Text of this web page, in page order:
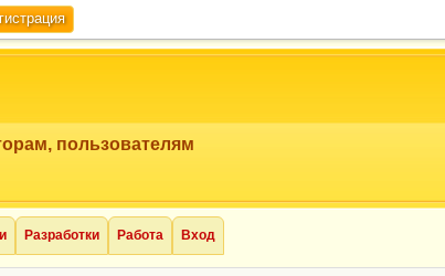
пользователям
Разработки Работа Вход